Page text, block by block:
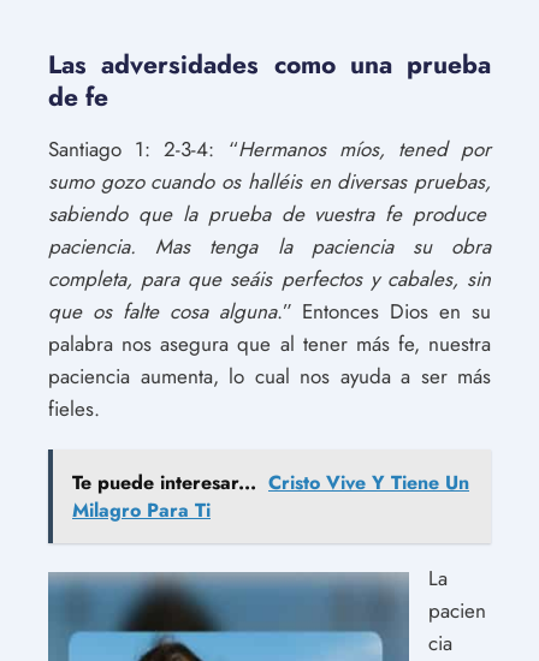
Las adversidades como una prueba
de fe
Santiago 1: 2-3-4: “Hermanos míos, tened por
sumo gozo cuando os halléis en diversas pruebas,
sabiendo que la prueba de vuestra fe produce
paciencia. Mas tenga la paciencia su obra
completa, para que seáis perfectos y cabales, sin
que os falte cosa alguna.” Entonces Dios en su
palabra nos asegura que al tener más fe, nuestra
paciencia aumenta, lo cual nos ayuda a ser más
fieles.
Te puede interesar... Cristo Vive Y Tiene Un
Milagro Para Ti
La
pacien
cia